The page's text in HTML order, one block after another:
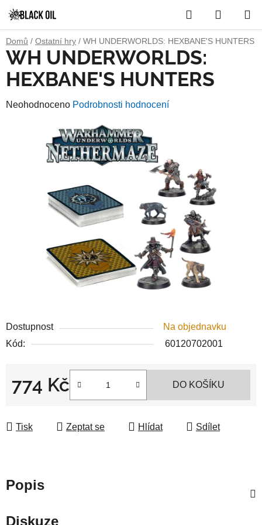
na
obsah
Hledat
KOŠÍK
Domů / Ostatní hry / WH UNDERWORLDS: HEXBANE'S HUNTERS
Dostupnost
Na objednavku
Kód:
60120702001
774 Kč DO KOŠÍKU
Tisk Zeptat se Hlídat Sdílet
WH UNDERWORLDS:
HEXBANE'S HUNTERS
Průměrné
Neohodnoceno Podrobnosti hodnocení
Popis
Diskuze